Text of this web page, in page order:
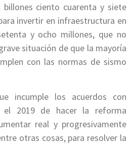
billones ciento cuarenta y siete
invertir en infraestructura en
y ocho millones, que no
situación de que la mayoría
con las normas de sismo
incumple los acuerdos con
el 2019 de hacer la reforma
real y progresivamente
otras cosas, para resolver la